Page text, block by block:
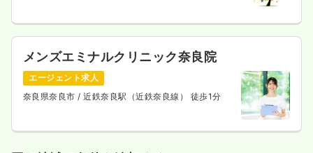
メンズエミナルクリニック奈良院
エージェント求人
奈良県奈良市 / 近鉄奈良駅（近鉄奈良線） 徒歩1分